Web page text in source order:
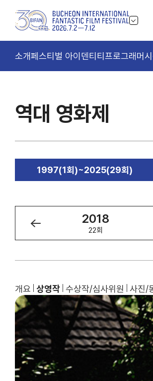
소개페스티벌 아이덴티티 프로그래머
역대 영화제
1997(1회)~2025(29회)
2018
22회
개요 상영작 수상작/심사위원 사진/